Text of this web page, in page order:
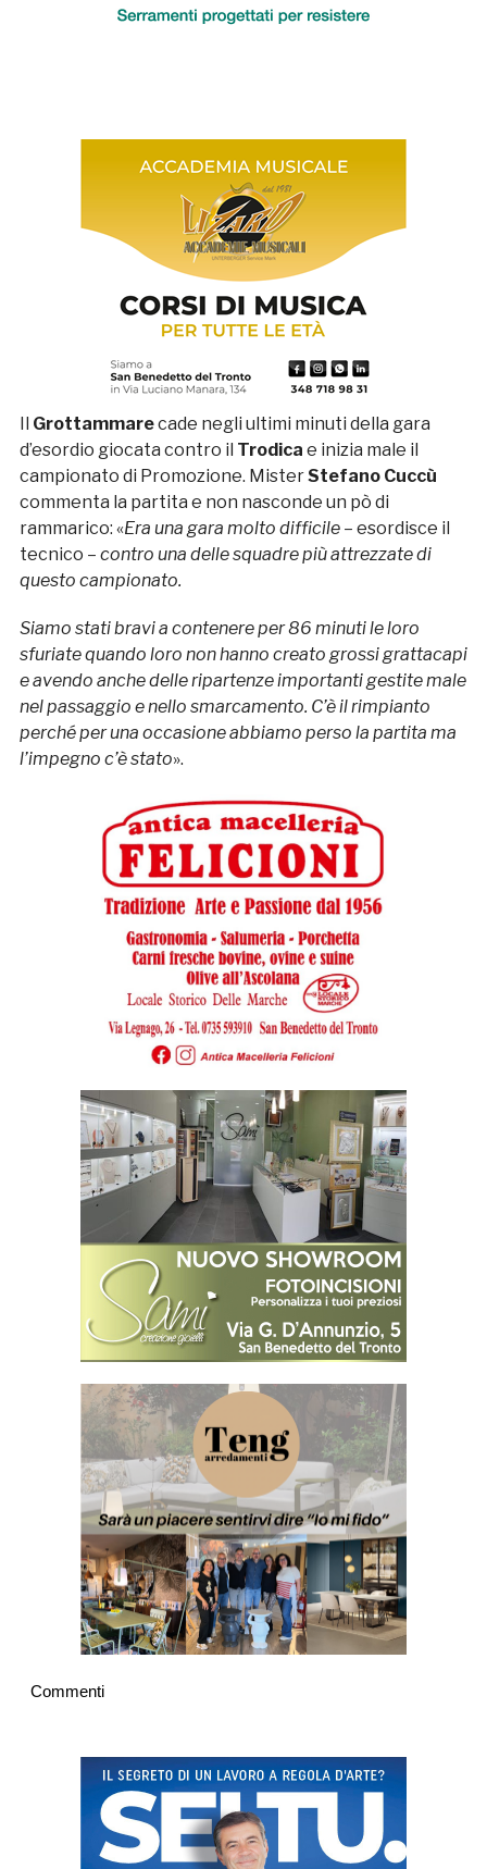
Grottammarecade negli ultimi minuti della gara
d’esordio giocata contro il Trodica e inizia male il
campionato di Promozione. MisterStefano Cuccù
commenta la partita e non nasconde un pò di
rammarico: «Era una gara molto difficile– esordisce il
tecnico – contro una delle squadre più attrezzate di
questo campionato.
Siamo stati bravi a contenere per 86 minuti le loro
sfuriate quando loro non hanno creato grossi grattacapi
e avendo anche delle ripartenze importanti gestite male
nel passaggio e nello smarcamento. C’è il rimpianto
perché per una occasione abbiamo perso la partita ma
l’impegno c’è stato».
Commenti